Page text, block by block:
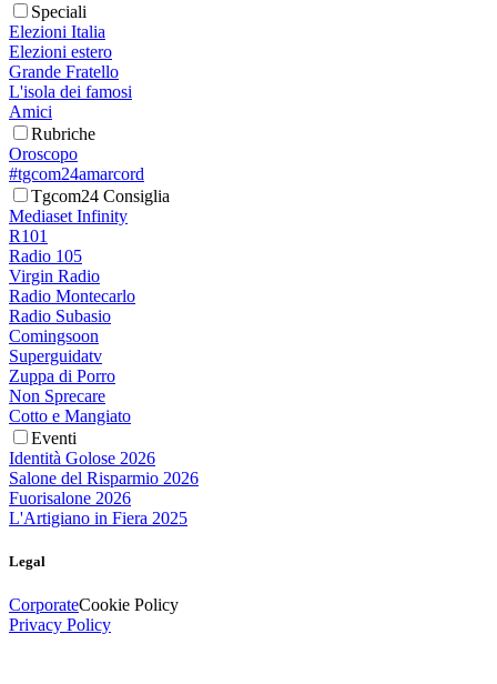
Speciali
Elezioni Italia
Elezioni estero
Grande Fratello
L'isola dei famosi
Amici
Rubriche
Oroscopo
#tgcom24amarcord
Tgcom24 Consiglia
Mediaset Infinity
R101
Radio 105
Virgin Radio
Radio Montecarlo
Radio Subasio
Comingsoon
Superguidatv
Zuppa di Porro
Non Sprecare
Cotto e Mangiato
Eventi
Identità Golose 2026
Salone del Risparmio 2026
Fuorisalone 2026
L'Artigiano in Fiera 2025
Legal
CorporateCookie Policy
Privacy Policy